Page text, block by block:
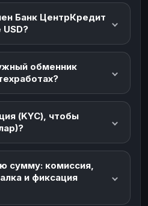
Банк ЦентрКредит
обменник
(KYC), чтобы
сумму: комиссия,
и фиксация